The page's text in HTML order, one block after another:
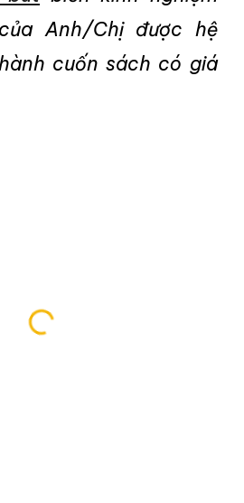
Anh/Chị được hệ
cuốn sách có giá